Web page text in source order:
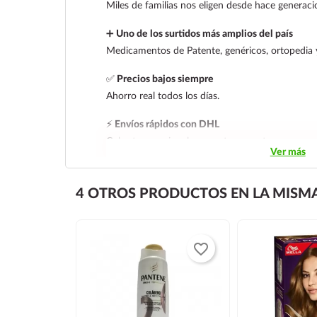
Miles de familias nos eligen desde hace
➕ Uno de los surtidos más amplios del país
Medicamentos de Patente, genéricos, ortopedia
✅ Precios bajos siempre
Ahorro real todos los días.
⚡ Envíos rápidos con DHL
Cobertura nacional con rastreo y entrega segura.
Ver más
4 OTROS PRODUCTOS EN LA
favorite_border